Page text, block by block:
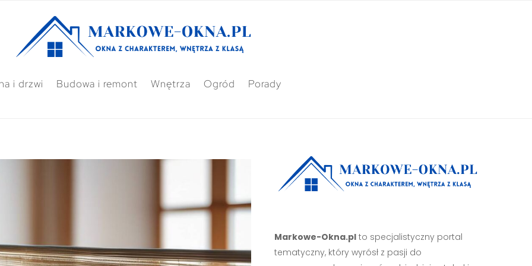
i drzwi Budowa i remont Wnętrza Ogród Porady
Markowe-Okna.plto specjalistyczny portal
tematyczny, który wyrósł z pasji do